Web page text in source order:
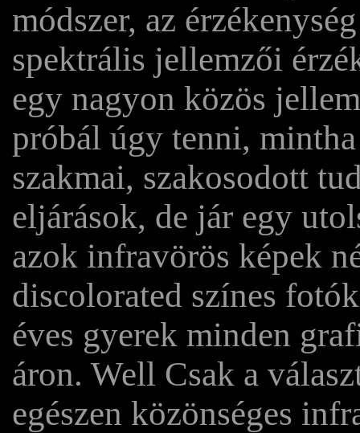
módszer, az
spektrális jellemzői
egy nagyon közös
próbál úgy tenni,
szakmai, szakosodott
eljárások, de jár egy
azok infravörös képek
discolorated színes
éves gyerek minden
áron. Well Csak a
egészen közönséges